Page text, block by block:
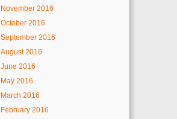
November 2016
October 2016
September 2016
August 2016
June 2016
May 2016
March 2016
February 2016